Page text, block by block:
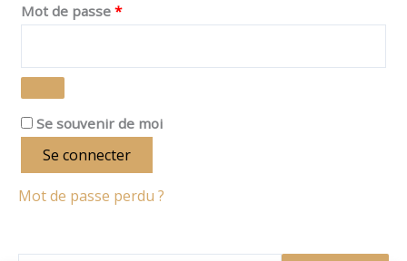
Mot de passe *
Se souvenir de moi
Se connecter
Mot de passe perdu ?